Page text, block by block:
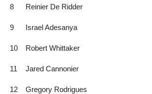
8 Reinier De Ridder
9 Israel Adesanya
10 Robert Whittaker
11 Jared Cannonier
12 Gregory Rodrigues